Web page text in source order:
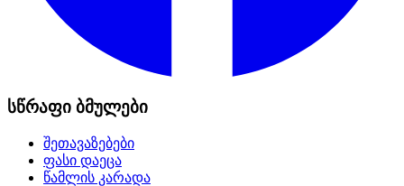
სწრაფი ბმულები
შეთავაზებები
ფასი დაეცა
წამლის კარადა